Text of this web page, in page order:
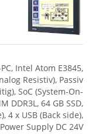
Intel Atom E3845,
Resistiv), Passiv
SoC (System-On-
DDR3L, 64 GB SSD,
4 x USB (Back side),
Supply DC 24V